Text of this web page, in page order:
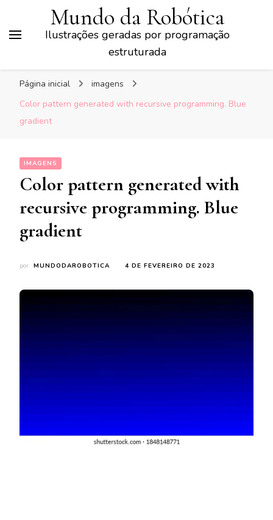
Mundo da Robótica
Ilustrações geradas por programação
estruturada
Página inicial
imagens
Color pattern generated with recursive programming. Blue
gradient
IMAGENS
Color pattern generated with
recursive programming. Blue
gradient
por MUNDODAROBOTICA 4 DE FEVEREIRO DE 2023